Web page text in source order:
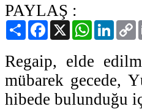
PAYLAŞ :
PaylaşFacebook
X WhatsApp
Regaip, elde
mübarek gecede,
hibede bulunduğu